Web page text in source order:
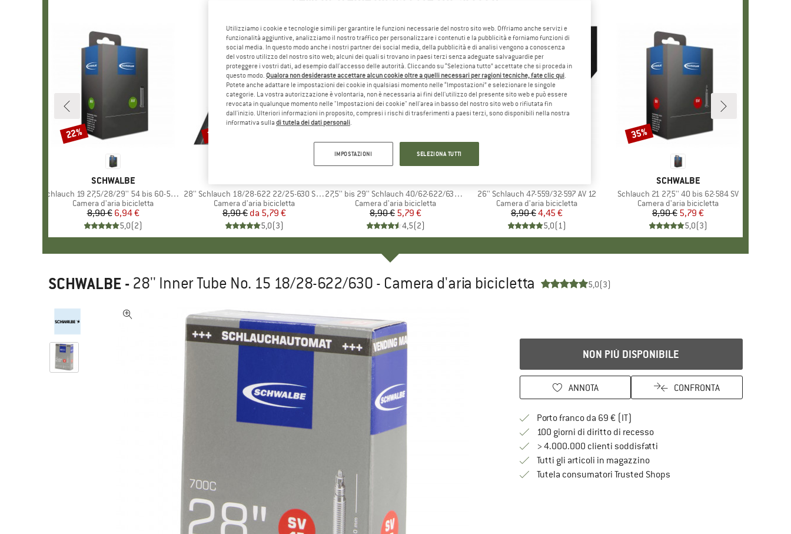
MARCHIO
SCHWALBE
Articolo
Schlauch 19 27,5/28/29'' 54 bis 60-584/622/635
Gruppo di prodotti
Camera d'aria bicicletta
Prezzo
8,90 € Prezzo ridotto
6,94 €
5,0(2)
Sconto
22%
Articolo
28'' Schlauch 18/28-622 22/25-630 SV 15
Gruppo di prodotti
Camera d'aria bicicletta
Prezzo
8,90 € Prezzo ridotto
da 5,79 €
5,0(3)
Sconto
35%
Articolo
27,5'' bis 29'' Schlauch 40/62-622/635 SV 19
Gruppo di prodotti
Camera d'aria bicicletta
Prezzo
8,90 € Prezzo ridotto
5,79 €
4,5(2)
Articolo
26'' Schlauch 47-559/32-597 AV 12
Gruppo di prodotti
Camera d'aria bicicletta
Prezzo
8,90 €Prezzo ridotto
4,45 €
5,0(1)
MARCHIO
SCHWALBE
Articolo
Schlauch 21 27,5'' 40 bis 62-584 SV
Gruppo di prodotti
Camera d'aria bicicletta
Prezzo
8,90 € Prezzo ridotto
5,79 €
5,0(3)
Sconto
35%
SCHWALBE - 28'' Inner Tube No. 15 18/28-622/630 - Camera d'aria bicicletta 5,0(3)
NON PIÙ DISPONIBILE
ANNOTA CONFRONTA
Porto franco da 69 € (IT)
100 giorni di diritto di recessoVai alla politica di recesso qui Si
> 4.000.000 clienti soddisfatti
Tutti gli articoli in magazzino
Tutela consumatori Trusted ShopsTrovi tutte le informazioni qui!
Utilizziamo i cookie e tecnologie simili per garantire le funzioni necessarie del nostro sito web. Offriamo anche servizi e
funzionalità aggiuntive, analizziamo il nostro traffico per personalizzare i contenuti e la pubblicità e forniamo funzioni di
social media. In questo modo anche i nostri partner dei social media, della pubblicità e di analisi vengono a conoscenza
del vostro utilizzo del nostro sito web; alcuni dei quali si trovano in paesi terzi senza adeguate salvaguardie per
proteggere i vostri dati, ad esempio dall'accesso delle autorità. Cliccando su “Seleziona tutto” accettate che si proceda in
questo modo. Qualora non desideraste accettare alcun cookie oltre a quelli necessari per ragioni tecniche, fate clic qui.
Potete anche adattare le impostazioni dei cookie in qualsiasi momento nelle “Impostazioni” e selezionare le singole
categorie. La vostra autorizzazione è volontaria, non è necessaria ai fini dell'utilizzo del presente sito web e può essere
revocata in qualunque momento nelle "Impostazioni dei cookie" nell'area in basso del nostro sito web o rifiutata fin
dall'inizio. Ulteriori informazioni in proposito, compresi i rischi di trasferimenti a paesi terzi, sono disponibili nella nostra
informativa sulla di tutela dei dati personali.
IMPOSTAZIONI SELEZIONA TUTTI